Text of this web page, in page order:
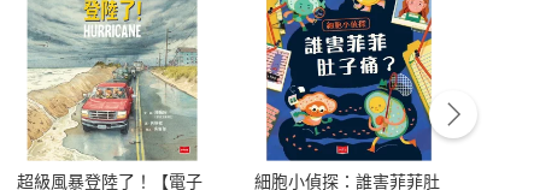
期
解
客服資訊
服務時間：週一到週五 10:00-12:00、
13:00-17:00 (國定假日及例假日休息)
超級風暴登陸了！【電子
細胞小偵探：誰害菲菲肚